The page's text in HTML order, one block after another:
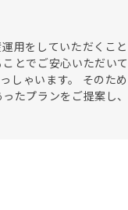
用をしていただくこ
とでご安心いただい
しゃいます。 そのた
たプランをご提案し